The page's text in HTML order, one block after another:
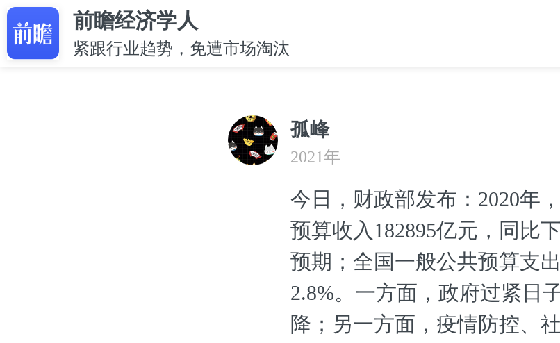
前瞻经济学人
紧跟行业趋势，免遭市场淘汰
孤峰
2021年
今日，财政部发布：2020年
预算收入182895亿元，同比
预期；全国一般公共预算支
2.8%。一方面，政府过紧日
降；另一方面，疫情防控、